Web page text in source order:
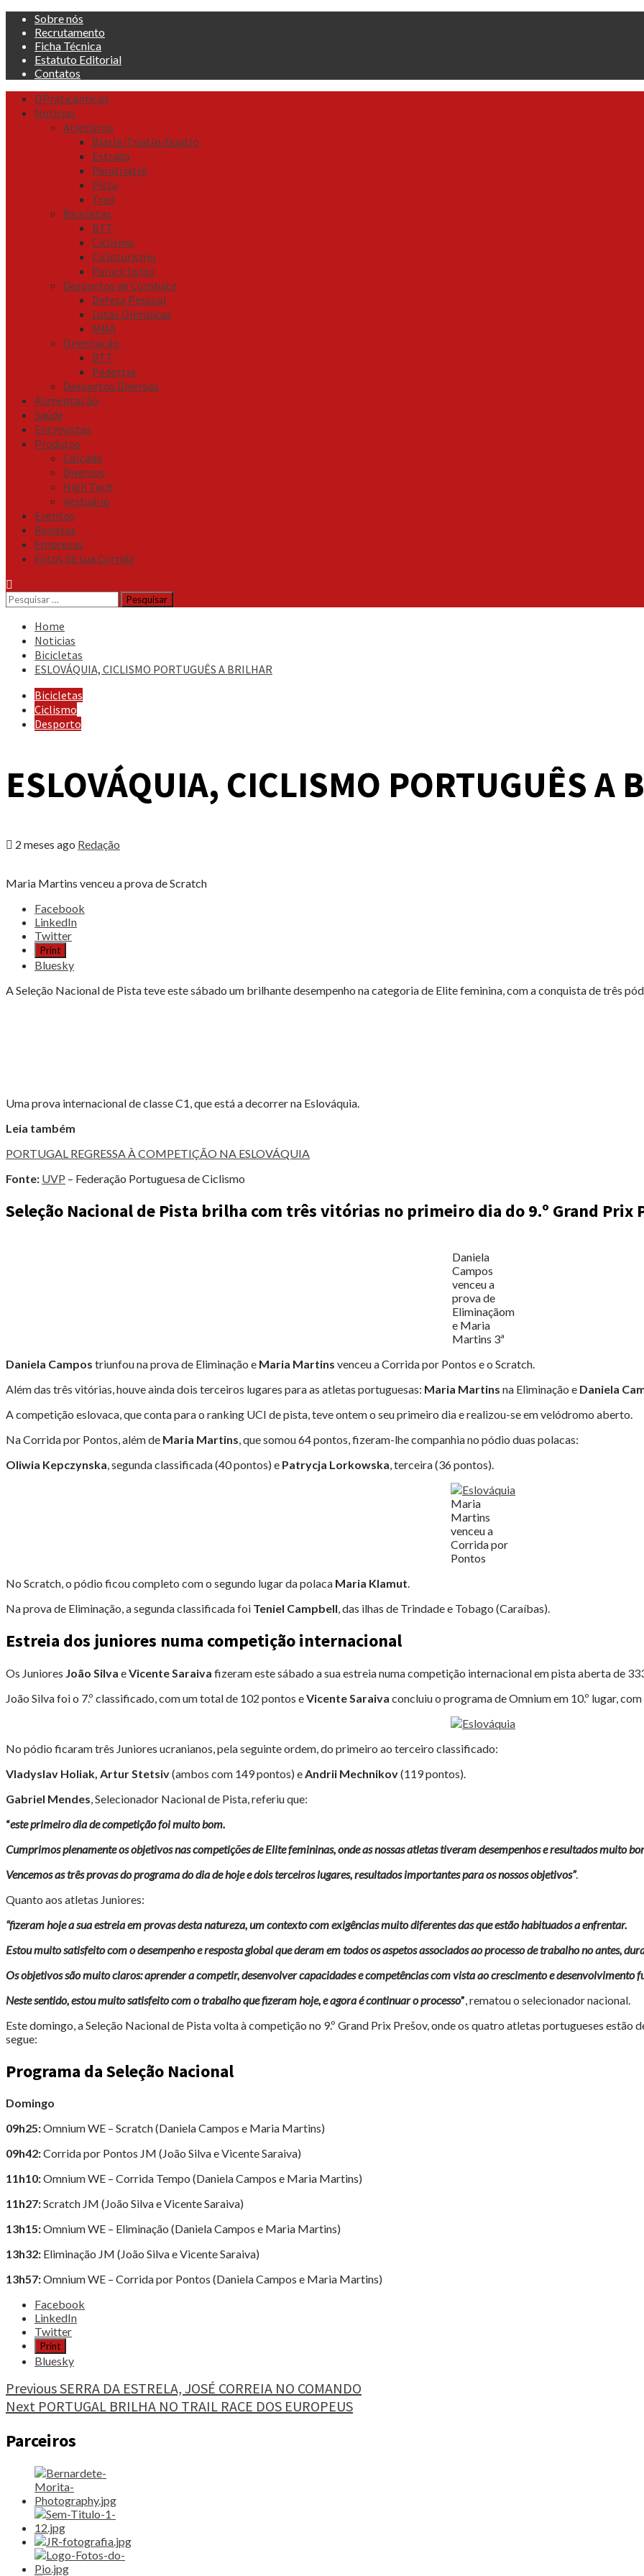
Skip
content
Sobre nós
Recrutamento
Ficha Técnica
Estatuto Editorial
Contatos
Primary
Menu
OPraticante.pt
Noticias
Atletismo
Biatle/Triatlo/Duatlo
Estrada
Paratriatlo
Pista
Trail
Bicicletas
BTT
Ciclismo
Cicloturismo
Paraciclismo
Desportos de Combate
Defesa Pessoal
Lutas Olímpicas
MMA
Orientação
BTT
Pedestre
Desportos Diversos
Alimentação
Saúde
Entrevistas
Produtos
Calçado
Diversos
High Tech
Vestuário
Eventos
Revistas
Empresas
Fotos da sua Corrida
Pesquisar
por:
Home
Noticias
Bicicletas
ESLOVÁQUIA, CICLISMO PORTUGUÊS A BRILHAR
Bicicletas
Ciclismo
Desporto
ESLOVÁQUIA, CICLISMO PORTUGUÊS A
2 meses ago Redação
Maria Martins venceu a prova de Scratch
Share
post
"ESLOVÁQUIA,
CICLISMO
PORTUGUÊS
A
Facebook
LinkedIn
Twitter
Print
Bluesky
A Seleção Nacional de Pista teve este sábado um brilhante desempenho na categoria de Elite feminina, com a conquista de três
Uma prova internacional de classe C1, que está a decorrer na Eslováquia.
Leia também
PORTUGAL REGRESSA À COMPETIÇÃO NA ESLOVÁQUIA
Fonte: UVP – Federação Portuguesa de Ciclismo
Seleção Nacional de Pista brilha com três vitórias no primeiro dia do 9.º Grand Prix
Daniela
Campos
venceu a
prova de
Eliminaçãom
e Maria
Martins 3ª
Daniela Campos triunfou na prova de Eliminação e Maria Martins venceu a Corrida por Pontos e o Scratch.
Além das três vitórias, houve ainda dois terceiros lugares para as atletas portuguesas: Maria Martins na Eliminação e Daniela
A competição eslovaca, que conta para o ranking UCI de pista, teve ontem o seu primeiro dia e realizou-se em velódromo aberto.
Na Corrida por Pontos, além de Maria Martins, que somou 64 pontos, fizeram-lhe companhia no pódio duas polacas:
Oliwia Kepczynska, segunda classificada (40 pontos) e Patrycja Lorkowska, terceira (36 pontos).
Maria
Martins
venceu a
Corrida por
Pontos
No Scratch, o pódio ficou completo com o segundo lugar da polaca Maria Klamut.
Na prova de Eliminação, a segunda classificada foi Teniel Campbell, das ilhas de Trindade e Tobago (Caraíbas).
Estreia dos juniores numa competição internacional
Os Juniores João Silva eVicente Saraiva fizeram este sábado a sua estreia numa competição internacional em pista aberta de
João Silva foi o 7.º classificado, com um total de 102 pontos eVicente Saraiva concluiu o programa de Omnium em 10.º lugar,
No pódio ficaram três Juniores ucranianos, pela seguinte ordem, do primeiro ao terceiro classificado:
Vladyslav Holiak, Artur Stetsiv(ambos com 149 pontos) e Andrii Mechnikov(119 pontos).
Gabriel Mendes , Selecionador Nacional de Pista, referiu que:
“este primeirodia de competição foi muito bom.
Cumprimos plenamente os objetivos nas competições de Elite femininas, onde as nossas atletas tiveram desempenhos e resultados muito
Vencemos as três provas do programa do dia de hoje e dois terceiros lugares, resultados importantes para os nossos objetivos”.
Quanto aos atletas Juniores:
“fizeram hoje a sua estreia em provas destanatureza, um contexto com exigências muito diferentes das que estão habituados a enfrentar.
Estou muito satisfeito com o desempenho e resposta global que deram em todos os aspetos associados ao processo de trabalho no antes,
Os objetivos são muito claros: aprender a competir, desenvolver capacidades e competências com vista ao crescimento e desenvolvimento
Neste sentido, estou muito satisfeito com o trabalho que fizeram hoje, e agora é continuar o processo” , rematou o selecionador nacional.
Este domingo, a Seleção Nacional de Pista volta à competição no 9.º Grand Prix Prešov, onde os quatro atletas portugueses
segue:
Programa da Seleção Nacional
Domingo
09h25:Omnium WE – Scratch (Daniela Campos e Maria Martins)
09h42:Corrida por Pontos JM (João Silva e Vicente Saraiva)
11h10:Omnium WE – Corrida Tempo (Daniela Campos e Maria Martins)
11h27:Scratch JM (João Silva e Vicente Saraiva)
13h15:Omnium WE – Eliminação (Daniela Campos e Maria Martins)
13h32: Eliminação JM (João Silva e Vicente Saraiva)
13h57:Omnium WE – Corrida por Pontos (Daniela Campos e Maria Martins)
Share
post
"ESLOVÁQUIA,
CICLISMO
PORTUGUÊS
A
BRILHAR"
Facebook
LinkedIn
Twitter
Print
Bluesky
Continue
Reading
PreviousSERRA DA ESTRELA, JOSÉ CORREIA NO COMANDO
Next PORTUGAL BRILHA NO TRAIL RACE DOS EUROPEUS
Parceiros